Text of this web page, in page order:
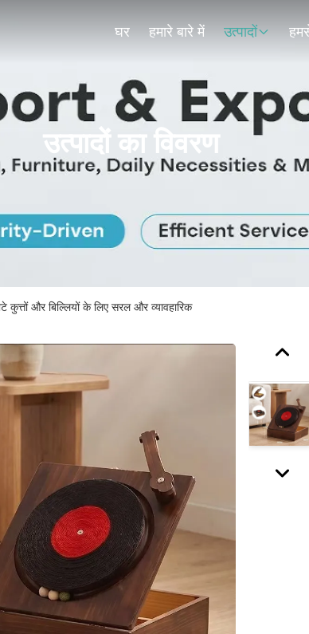
घर हमारे बारे में उत्पादों
उत्पादों का विवरण
कुत्तों और बिल्लियों के लिए सरल और व्यावहारिक